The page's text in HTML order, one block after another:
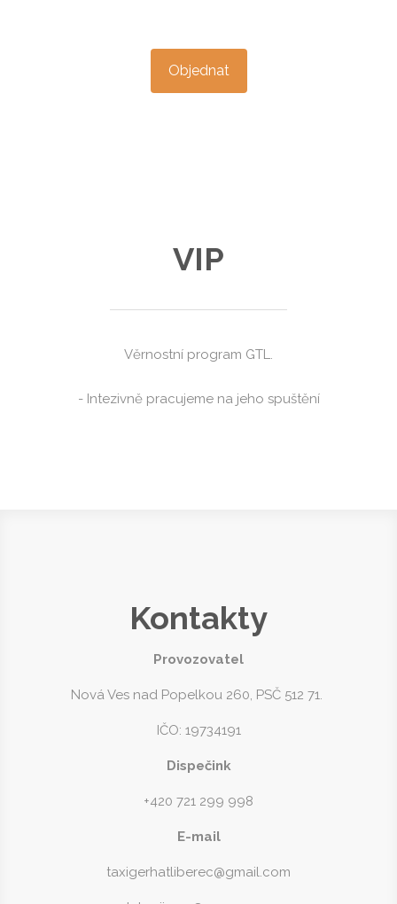
Objednat
VIP
Věrnostní program GTL.
- Intezivně pracujeme na jeho spuštění
Kontakty
Provozovatel
Nová Ves nad Popelkou 260, PSČ 512 71.
IČO: 19734191
Dispečink
+420 721 299 998
E-mail
taxigerhatliberec@gmail.com